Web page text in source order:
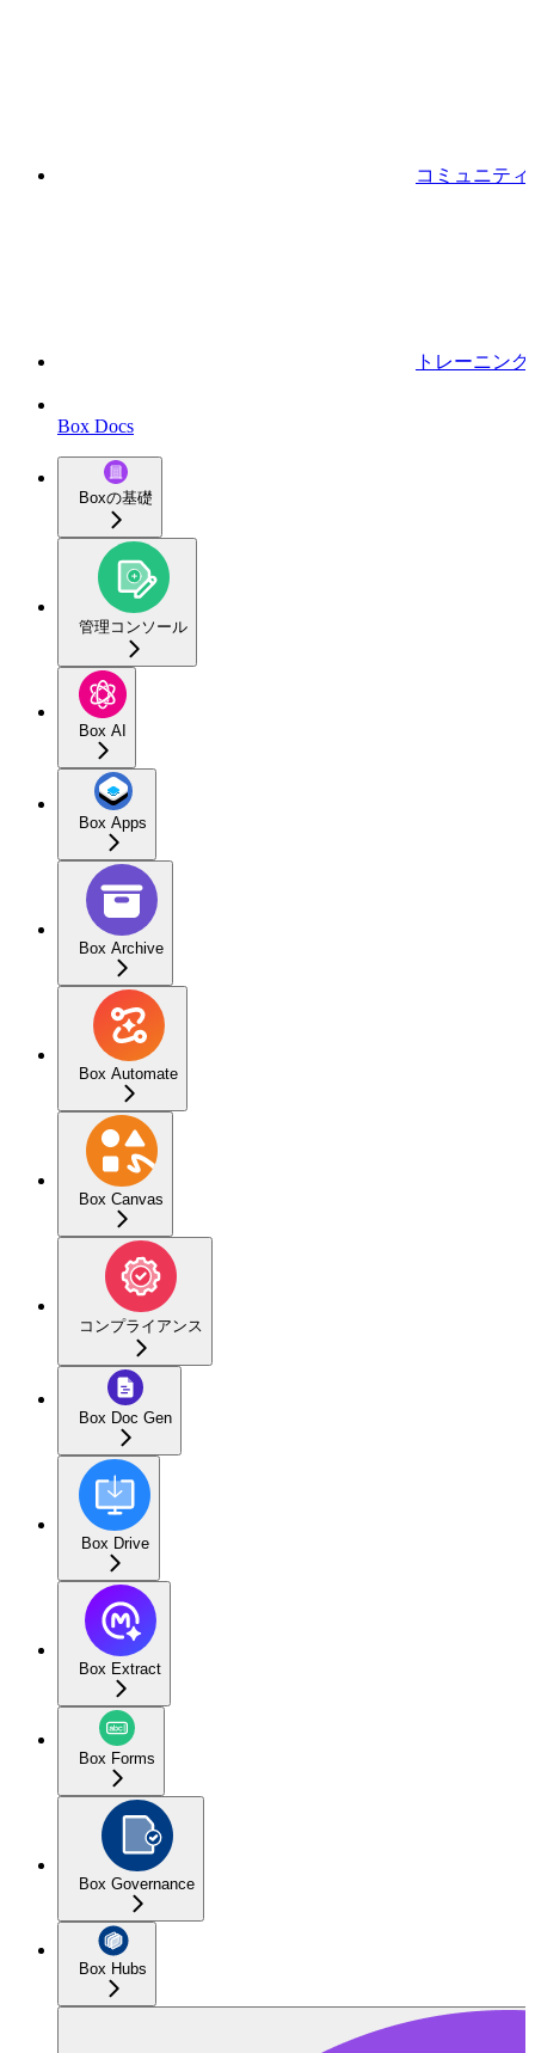
コミュニティ
トレーニング
Box Docs
Boxの基礎
管理コンソール
Box AI
Box Apps
Box Archive
Box Automate
Box Canvas
コンプライアンス
Box Doc Gen
Box Drive
Box Extract
Box Forms
Box Governance
Box Hubs